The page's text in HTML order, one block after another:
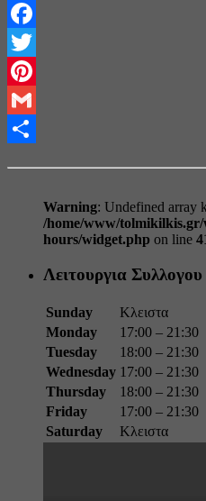
Facebook
Twitter
Pinterest
Gmail
Warning: Undefined array
/home/www/
hours/widget.php on line
Λειτουργια Συλλογου
Sunday
Κλειστα
Monday
17:00 – 21:30
Tuesday
18:00 – 21:30
Wednesday 17:00 – 21:30
Thursday
18:00 – 21:30
Friday
17:00 – 21:30
Saturday
Κλειστα